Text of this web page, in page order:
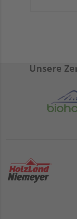
Unsere